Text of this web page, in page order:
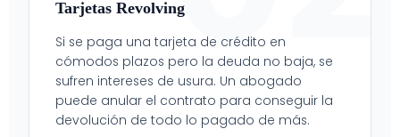
Tarjetas Revolving
Si se paga una tarjeta de crédito en
cómodos plazos pero la deuda no baja, se
sufren intereses de usura. Un abogado
puede anular el contrato para conseguir la
devolución de todo lo pagado de más.